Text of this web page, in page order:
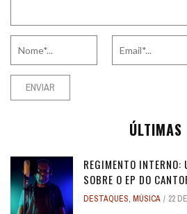
ÚLTIMAS
REGIMENTO INTERNO:
SOBRE O EP DO
DESTAQUES, MÚSICA 22